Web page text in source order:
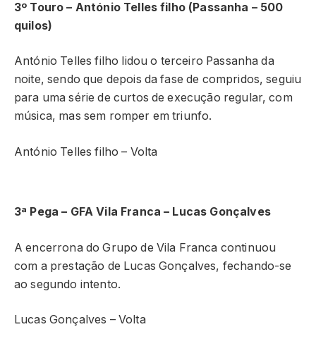
3º Touro – António Telles filho (Passanha – 500
quilos)
António Telles filho lidou o terceiro Passanha da
noite, sendo que depois da fase de compridos, seguiu
para uma série de curtos de execução regular, com
música, mas sem romper em triunfo.
António Telles filho – Volta
3ª Pega – GFA Vila Franca – Lucas Gonçalves
A encerrona do Grupo de Vila Franca continuou
com a prestação de Lucas Gonçalves, fechando-se
ao segundo intento.
Lucas Gonçalves – Volta